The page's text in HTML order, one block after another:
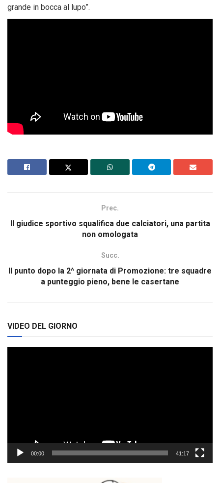
grande in bocca al lupo”.
Prec.
Il giudice sportivo squalifica due calciatori, una partita
non omologata
Succ.
Il punto dopo la 2^ giornata di Promozione: tre squadre
a punteggio pieno, bene le casertane
VIDEO DEL GIORNO
00:00 41:17